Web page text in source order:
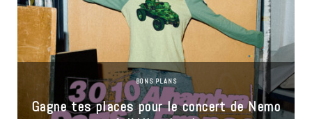
BONS PLANS
Gagne tes places pour le concert de Nemo